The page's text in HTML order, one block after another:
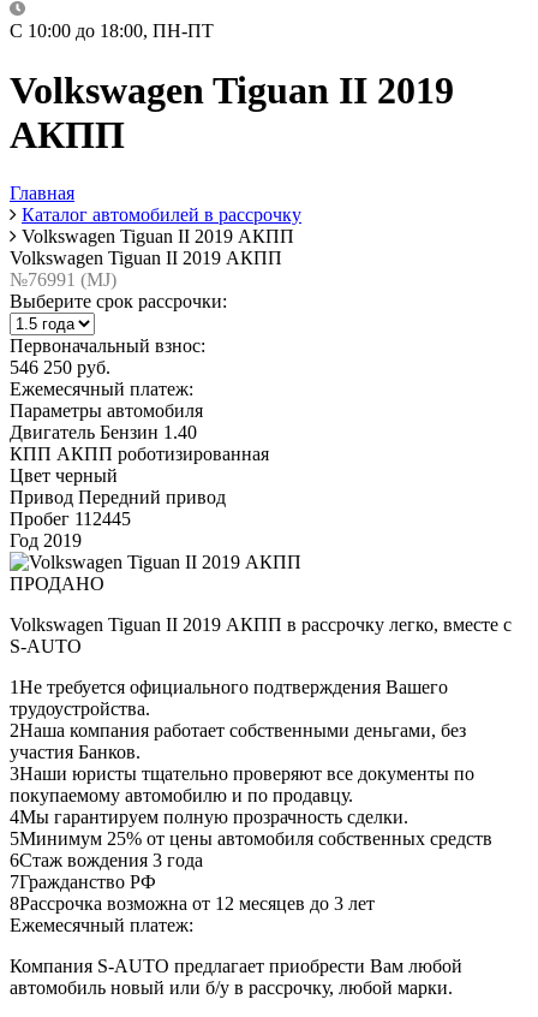
C 10:00 до 18:00, ПН-ПТ
Volkswagen Tiguan II 2019
АКПП
Главная
Каталог автомобилей в рассрочку
Volkswagen Tiguan II 2019 АКПП
Volkswagen Tiguan II 2019 АКПП
№76991 (МJ)
Выберите срок рассрочки:
Первоначальный взнос:
546 250 руб.
Ежемесячный платеж:
Параметры автомобиля
Двигатель Бензин 1.40
КПП АКПП роботизированная
Цвет черный
Привод Передний привод
Пробег 112445
Год 2019
ПРОДАНО
Volkswagen Tiguan II 2019 АКПП в рассрочку легко, вместе с
S-AUTO
1Не требуется официального подтверждения Вашего
трудоустройства.
2Наша компания работает собственными деньгами, без
участия Банков.
3Наши юристы тщательно проверяют все документы по
покупаемому автомобилю и по продавцу.
4Мы гарантируем полную прозрачность сделки.
5Минимум 25% от цены автомобиля собственных средств
6Стаж вождения 3 года
7Гражданство РФ
8Рассрочка возможна от 12 месяцев до 3 лет
Ежемесячный платеж:
Компания S-AUTO предлагает приобрести Вам любой
автомобиль новый или б/у в рассрочку, любой марки.